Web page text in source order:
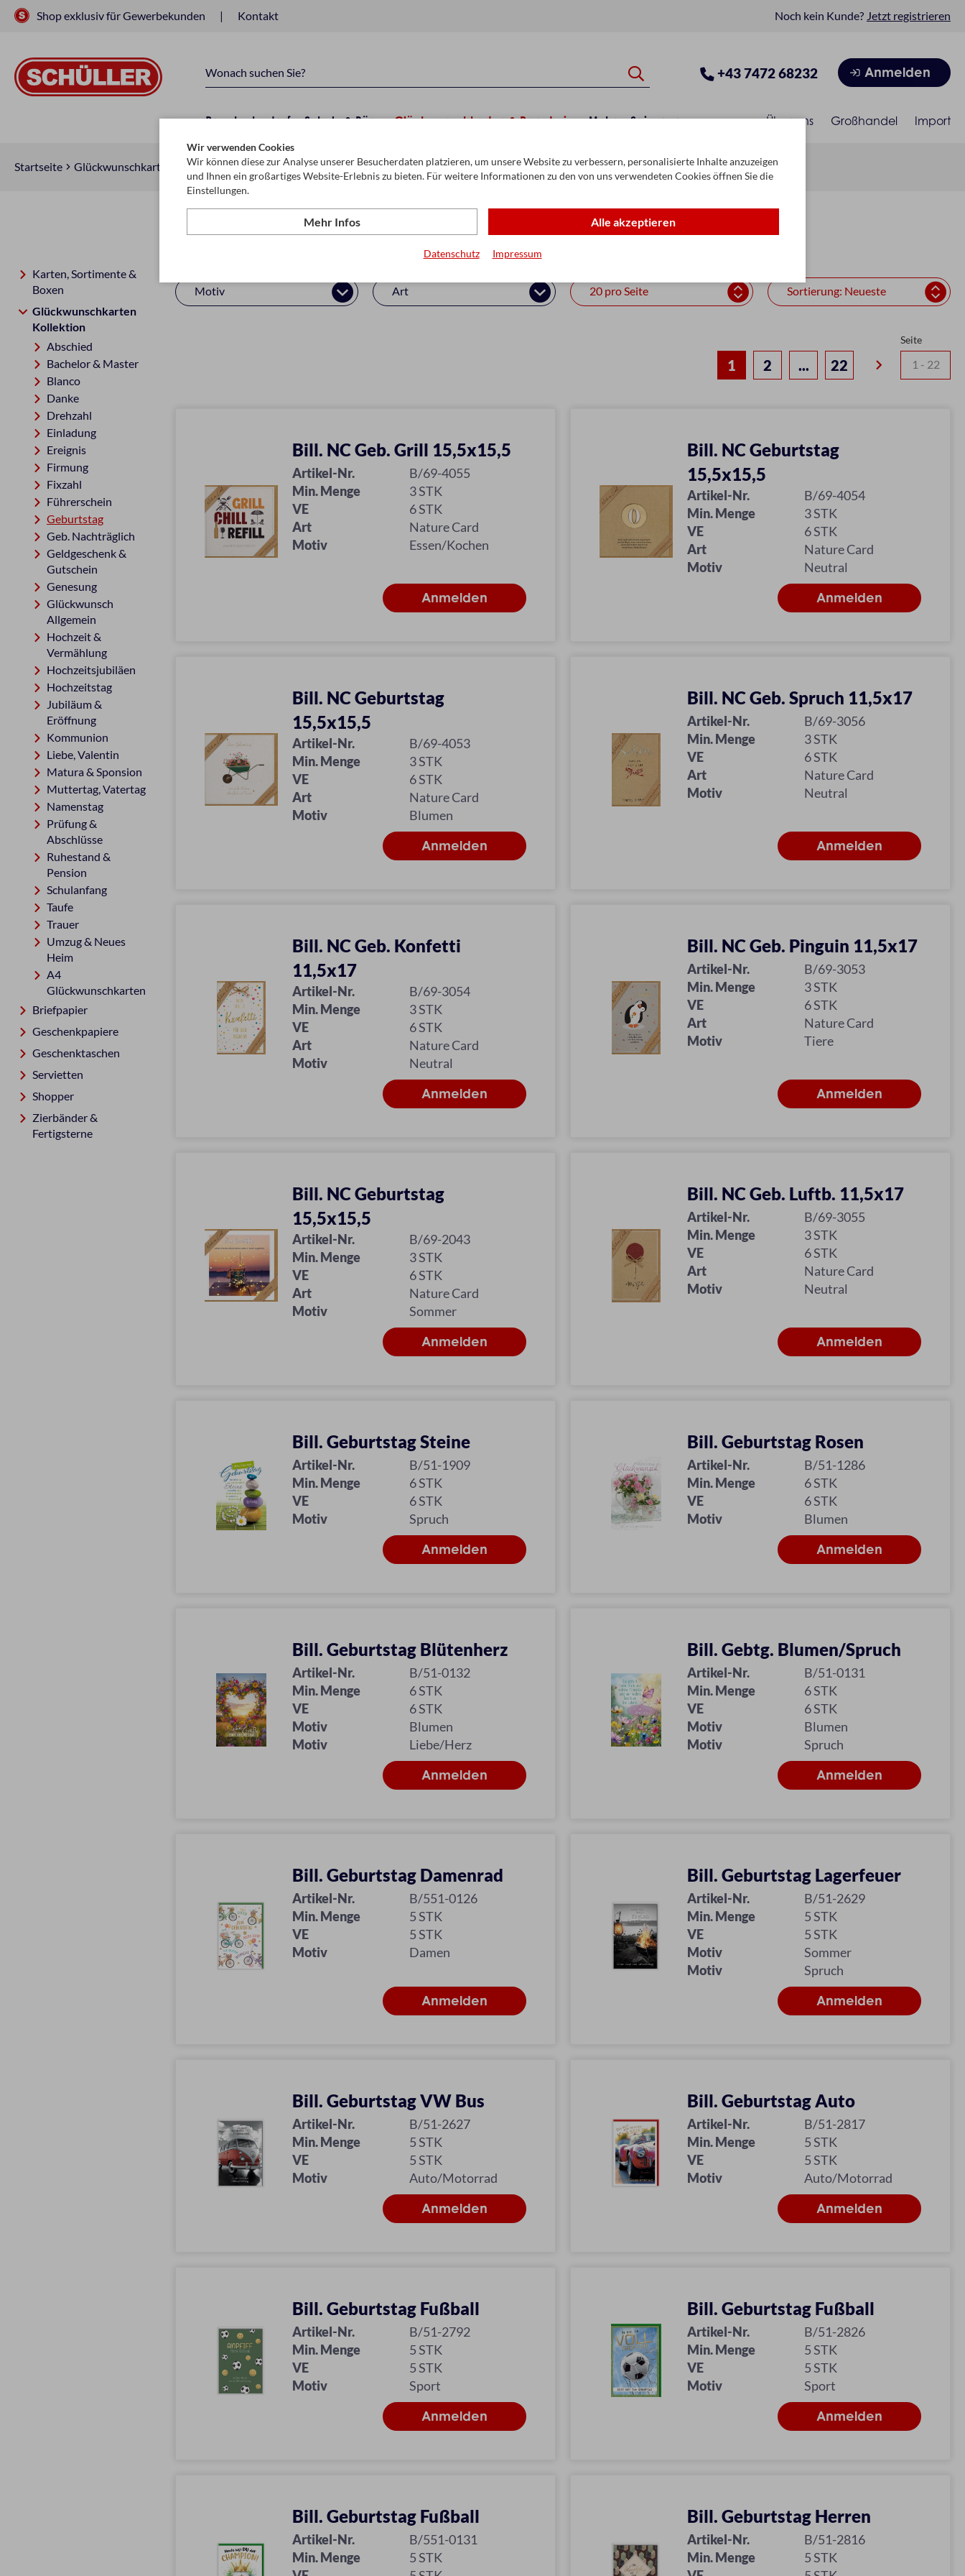
Shop exklusiv für Gewerbekunden Kontakt Noch kein Kunde? Jetzt registrieren
+43 7472 68232 Anmelden
Raucherbedarf Schule & Büro Glückwunschkarten & Papeterie Mehr Saisonen Über uns Großhandel Import
Startseite Glückwunschkarten & Papeterie Glückwunschkarten Kollektion Geburtstag
Karten, Sortimente &
Boxen
Glückwunschkarten
Kollektion
Abschied
Bachelor & Master
Blanco
Danke
Drehzahl
Einladung
Ereignis
Firmung
Fixzahl
Führerschein
Geburtstag
Geb. Nachträglich
Geldgeschenk &
Gutschein
Genesung
Glückwunsch
Allgemein
Hochzeit &
Vermählung
Hochzeitsjubiläen
Hochzeitstag
Jubiläum &
Eröffnung
Kommunion
Liebe, Valentin
Matura & Sponsion
Muttertag, Vatertag
Namenstag
Prüfung &
Abschlüsse
Ruhestand &
Pension
Schulanfang
Taufe
Trauer
Umzug & Neues
Heim
A4
Glückwunschkarten
Briefpapier
Geschenkpapiere
Geschenktaschen
Servietten
Shopper
Zierbänder &
Fertigsterne
Geburtstag
Motiv Art
1 2 ... 22 keyboard_arrow_right
Seite
Bill. NC Geb. Grill 15,5x15,5
Artikel-Nr.
B/69-4055
Min. Menge
3 STK
VE
6 STK
Art
Nature Card
Motiv
Essen/Kochen
Bill. NC Geburtstag
15,5x15,5
Artikel-Nr.
B/69-4054
Min. Menge
3 STK
VE
6 STK
Art
Nature Card
Motiv
Neutral
Bill. NC Geburtstag
15,5x15,5
Artikel-Nr.
B/69-4053
Min. Menge
3 STK
VE
6 STK
Art
Nature Card
Motiv
Blumen
Bill. NC Geb. Spruch 11,5x17
Artikel-Nr.
B/69-3056
Min. Menge
3 STK
VE
6 STK
Art
Nature Card
Motiv
Neutral
Bill. NC Geb. Konfetti
11,5x17
Artikel-Nr.
B/69-3054
Min. Menge
3 STK
VE
6 STK
Art
Nature Card
Motiv
Neutral
Bill. NC Geb. Pinguin 11,5x17
Artikel-Nr.
B/69-3053
Min. Menge
3 STK
VE
6 STK
Art
Nature Card
Motiv
Tiere
Bill. NC Geburtstag
15,5x15,5
Artikel-Nr.
B/69-2043
Min. Menge
3 STK
VE
6 STK
Art
Nature Card
Motiv
Sommer
Bill. NC Geb. Luftb. 11,5x17
Artikel-Nr.
B/69-3055
Min. Menge
3 STK
VE
6 STK
Art
Nature Card
Motiv
Neutral
Bill. Geburtstag Steine
Artikel-Nr.
B/51-1909
Min. Menge
6 STK
VE
6 STK
Motiv
Spruch
Bill. Geburtstag Rosen
Artikel-Nr.
B/51-1286
Min. Menge
6 STK
VE
6 STK
Motiv
Blumen
Bill. Geburtstag Blütenherz
Artikel-Nr.
B/51-0132
Min. Menge
6 STK
VE
6 STK
Motiv
Blumen
Motiv
Liebe/Herz
Bill. Gebtg. Blumen/Spruch
Artikel-Nr.
B/51-0131
Min. Menge
6 STK
VE
6 STK
Motiv
Blumen
Motiv
Spruch
Bill. Geburtstag Damenrad
Artikel-Nr.
B/551-0126
Min. Menge
5 STK
VE
5 STK
Motiv
Damen
Bill. Geburtstag Lagerfeuer
Artikel-Nr.
B/51-2629
Min. Menge
5 STK
VE
5 STK
Motiv
Sommer
Motiv
Spruch
Bill. Geburtstag VW Bus
Artikel-Nr.
B/51-2627
Min. Menge
5 STK
VE
5 STK
Motiv
Auto/Motorrad
Bill. Geburtstag Auto
Artikel-Nr.
B/51-2817
Min. Menge
5 STK
VE
5 STK
Motiv
Auto/Motorrad
Bill. Geburtstag Fußball
Artikel-Nr.
B/51-2792
Min. Menge
5 STK
VE
5 STK
Motiv
Sport
Bill. Geburtstag Fußball
Artikel-Nr.
B/51-2826
Min. Menge
5 STK
VE
5 STK
Motiv
Sport
Bill. Geburtstag Fußball
Artikel-Nr.
B/551-0131
Min. Menge
5 STK
Bill. Geburtstag Herren
Artikel-Nr.
B/51-2816
Min. Menge
5 STK
Wir verwenden Cookies
Wir können diese zur Analyse unserer Besucherdaten platzieren, um unsere Website zu verbessern, personalisierte Inhalte anzuzeigen
und Ihnen ein großartiges Website-Erlebnis zu bieten. Für weitere Informationen zu den von uns verwendeten Cookies öffnen Sie die
Einstellungen.
Mehr Infos Alle akzeptieren
Datenschutz Impressum